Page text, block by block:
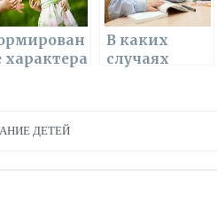
p и
т
ь
характера
В каких
случаях
ДЕТЕЙ